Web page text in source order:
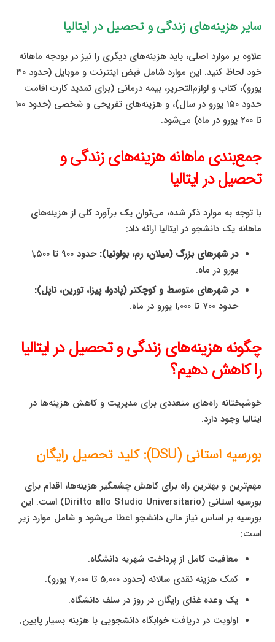
سایر هزینه‌های زندگی و تحصیل در ایتالیا
علاوه بر موارد اصلی، باید هزینه‌های دیگری را نیز در بودجه ماهانه
خود لحاظ کنید. این موارد شامل قبض اینترنت و موبایل (حدود ۳۰
یورو)، کتاب و لوازم‌التحریر، بیمه درمانی (برای تمدید کارت اقامت
حدود ۱۵۰ یورو در سال)، و هزینه‌های تفریحی و شخصی (حدود ۱۰۰
تا ۲۰۰ یورو در ماه) می‌شود.
جمع‌بندی ماهانه هزینه‌های زندگی و
تحصیل در ایتالیا
با توجه به موارد ذکر شده، می‌توان یک برآورد کلی از هزینه‌های
ماهانه یک دانشجو در ایتالیا ارائه داد:
در شهرهای بزرگ (میلان، رم، بولونیا):
حدود ۹۰۰ تا ۱,۵۰۰
یورو در ماه.
در شهرهای متوسط و کوچکتر (پادوا، پیزا، تورین، ناپل):
حدود ۷۰۰ تا ۱,۰۰۰ یورو در ماه.
چگونه هزینه‌های زندگی و تحصیل در ایتالیا
را کاهش دهیم؟
خوشبختانه راه‌های متعددی برای مدیریت و کاهش هزینه‌ها در
ایتالیا وجود دارد.
بورسیه استانی (DSU): کلید تحصیل رایگان
مهم‌ترین و بهترین راه برای کاهش چشمگیر هزینه‌ها، اقدام برای
بورسیه استانی (Diritto allo Studio Universitario) است. این
بورسیه بر اساس نیاز مالی دانشجو اعطا می‌شود و شامل موارد زیر
است:
معافیت کامل از پرداخت شهریه دانشگاه.
کمک هزینه نقدی سالانه (حدود ۵,۰۰۰ تا ۷,۰۰۰ یورو).
یک وعده غذای رایگان در روز در سلف دانشگاه.
اولویت در دریافت خوابگاه دانشجویی با هزینه بسیار پایین.